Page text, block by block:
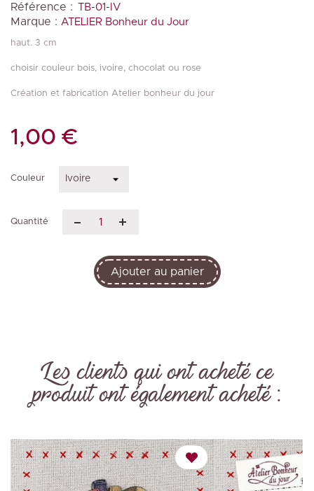
Référence : TB-01-IV
Marque : ATELIER Bonheur du Jour
haut. 3 cm
choisir couleur bois, ivoire, chocolat ou rose
Création et fabrication Atelier bonheur du jour
1,00 €
Couleur
Quantité
Ajouter au panier
Les clients qui ont acheté ce
produit ont également acheté :